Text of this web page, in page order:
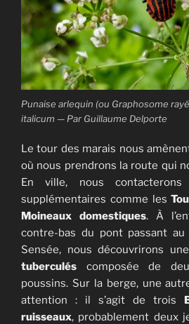
Punaise arlequin (ou Graphosome
italicum — Par Guillaume Delporte
Le tour des marais nous
où nous prendrons la route qui
En ville, nous contacterons
supplémentaires comme les
Moineaux domestiques. À
contre-bas du pont passant
Sensée, nous découvrirons
tuberculés composée de
poussins. Sur la berge, une
attention : il s’agit de trois
ruisseaux, probablement deux